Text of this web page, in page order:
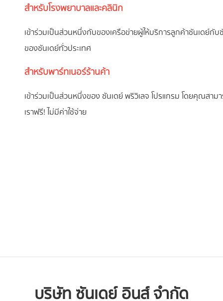
สำหรับโรงพยาบาลและคลินิก
เข้าร่วมเป็นส่วนหนึ่งกับของเครือข่ายผู้ให้บริการลูกค้าซันเดย์กั
ของซันเดย์ทั่วประเทศ
สำหรับพาร์ทเนอร์ร้านค้า
เข้าร่วมเป็นส่วนหนึ่งของ ซันเดย์ พริวิเลจ โปรแกรม โดยคุณสา
เราฟรี! ไม่มีค่าใช้จ่าย
บริษัท ซันเดย์ อินส์ จำกัด